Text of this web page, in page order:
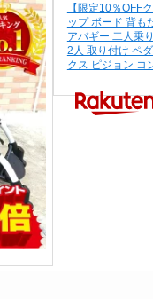
【限定10％OFF
ップ ボード 背も
アバギー 二人乗
2人 取り付け ペ
クス ピジョン コ